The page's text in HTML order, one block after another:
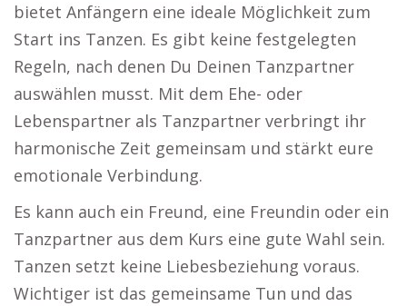
bietet Anfängern eine ideale Möglichkeit zum
Start ins Tanzen. Es gibt keine festgelegten
Regeln, nach denen Du Deinen Tanzpartner
auswählen musst. Mit dem Ehe- oder
Lebenspartner als Tanzpartner verbringt ihr
harmonische Zeit gemeinsam und stärkt eure
emotionale Verbindung.
Es kann auch ein Freund, eine Freundin oder ein
Tanzpartner aus dem Kurs eine gute Wahl sein.
Tanzen setzt keine Liebesbeziehung voraus.
Wichtiger ist das gemeinsame Tun und das